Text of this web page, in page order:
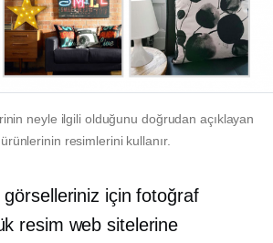
neyle ilgili olduğunu doğrudan açıklayan
resimlerini kullanır.
için fotoğraf
resim web sitelerine